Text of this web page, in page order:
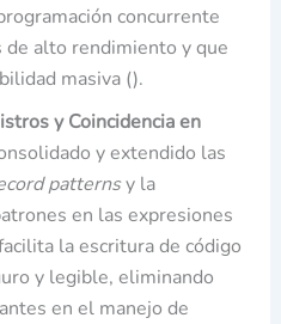
concurrente
de alto rendimiento y que
masiva ().
y Coincidencia en
y extendido las
patternsy la
en las expresiones
la escritura de código
y legible, eliminando
en el manejo de